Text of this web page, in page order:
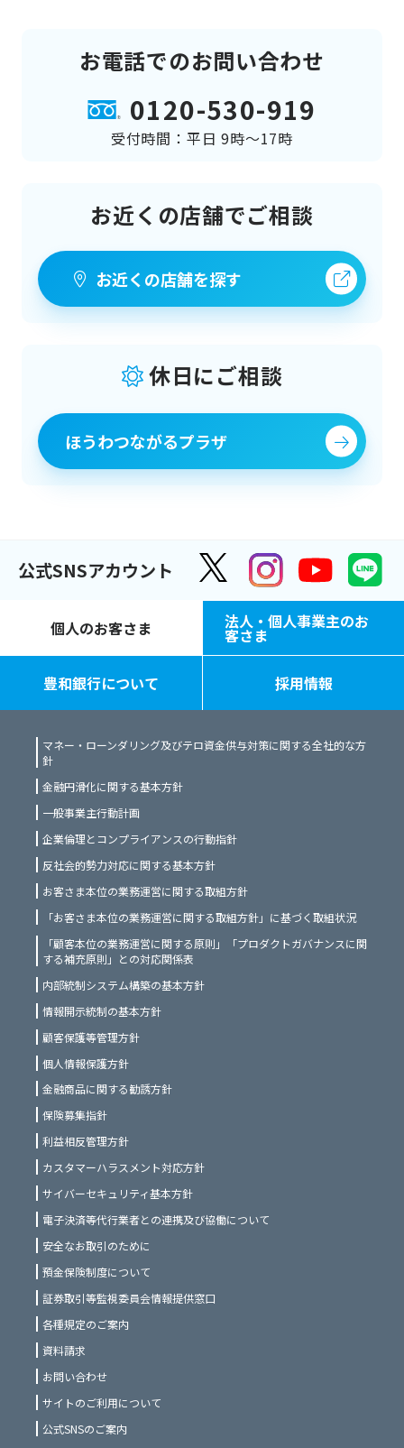
お電話でのお問い合わせ
0120-530-919
受付時間：平日 9時～17時
お近くの店舗でご相談
お近くの店舗を探す
休日にご相談
ほうわつながるプラザ
公式SNSアカウント
個人のお客さま 法人・個人事業主のお
客さま
豊和銀行について 採用情報
マネー・ローンダリング及びテロ資金供与対策に関する全社的な方
針
金融円滑化に関する基本方針
一般事業主行動計画
企業倫理とコンプライアンスの行動指針
反社会的勢力対応に関する基本方針
お客さま本位の業務運営に関する取組方針
「お客さま本位の業務運営に関する取組方針」に基づく取組状況
「顧客本位の業務運営に関する原則」「プロダクトガバナンスに関
する補充原則」との対応関係表
内部統制システム構築の基本方針
情報開示統制の基本方針
顧客保護等管理方針
個人情報保護方針
金融商品に関する勧誘方針
保険募集指針
利益相反管理方針
カスタマーハラスメント対応方針
サイバーセキュリティ基本方針
電子決済等代行業者との連携及び協働について
安全なお取引のために
預金保険制度について
証券取引等監視委員会情報提供窓口
各種規定のご案内
資料請求
お問い合わせ
サイトのご利用について
公式SNSのご案内